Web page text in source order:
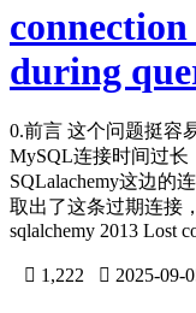
during
0.前言 这个问题挺容
MySQL连接时间过长
SQLalachemy这边的
取出了这条过期连接
sqlalchemy 2013 Lost
 1,222  2025-09-